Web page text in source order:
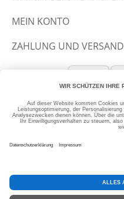
MEIN KONTO
ZAHLUNG UND VERSAND